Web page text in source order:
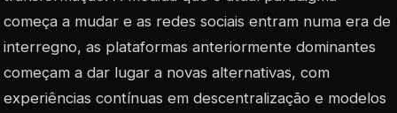
começa a mudar e as redes sociais entram numa era de
interregno, as plataformas anteriormente dominantes
começam a dar lugar a novas alternativas, com
experiências contínuas em descentralização e modelos